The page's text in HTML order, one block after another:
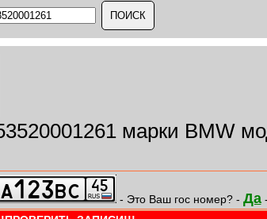
марки BMW
- Это Ваш гос номер? - Да-